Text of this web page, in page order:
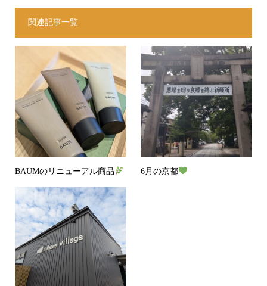
関連記事一覧
BAUMのリニューアル商品 6月の京都